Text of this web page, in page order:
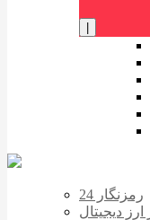
رمزنگار 24
ارز دیجیتال